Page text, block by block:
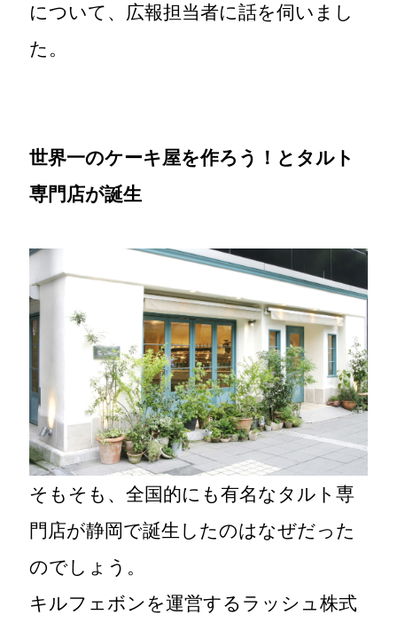
について、広報担当者に話を伺いまし
た。
世界一のケーキ屋を作ろう！とタルト
専門店が誕生
そもそも、全国的にも有名なタルト専
門店が静岡で誕生したのはなぜだった
のでしょう。
キルフェボンを運営するラッシュ株式